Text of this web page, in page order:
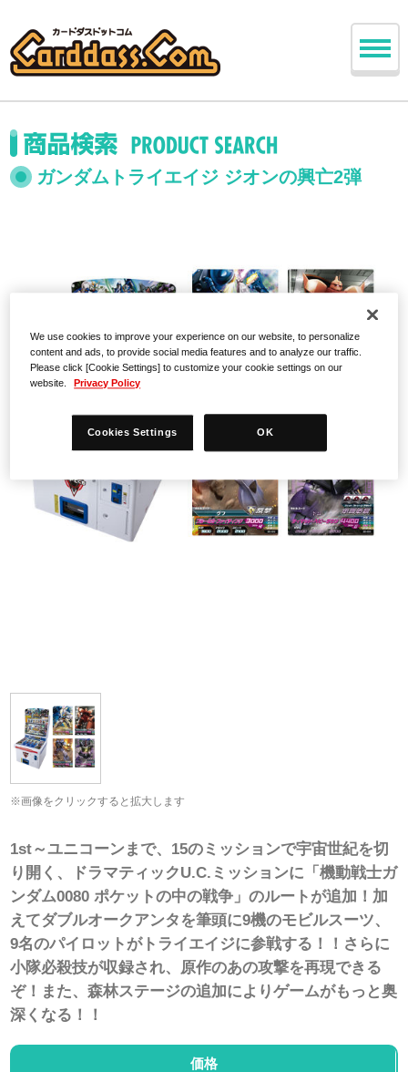
ガンダムトライエイジ ジオンの興亡2弾
※画像をクリックすると拡大します
1st～ユニコーンまで、15のミッションで宇宙世紀を切
り開く、ドラマティックU.C.ミッションに「機動戦士ガ
ンダム0080 ポケットの中の戦争」のルートが追加！加
えてダブルオークアンタを筆頭に9機のモビルスーツ、
9名のパイロットがトライエイジに参戦する！！さらに
小隊必殺技が収録され、原作のあの攻撃を再現できる
ぞ！また、森林ステージの追加によりゲームがもっと奥
深くなる！！
価格
We use cookies to improve your experience on our website, to personalize
content and ads, to provide social media features and to analyze our traffic.
Please click [Cookie Settings] to customize your cookie settings on our
website.
Privacy Policy
Cookies Settings OK